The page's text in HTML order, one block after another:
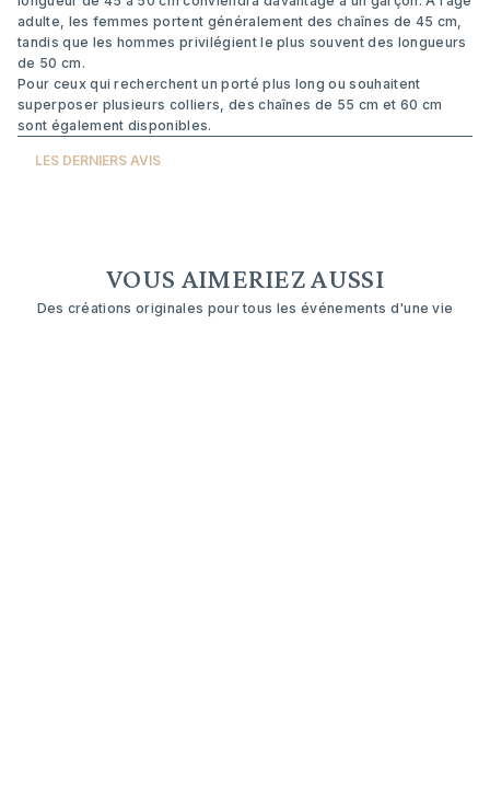
adulte, les femmes portent généralement des chaînes de 45 cm,
tandis que les hommes privilégient le plus souvent des longueurs
de 50 cm.
Pour ceux qui recherchent un porté plus long ou souhaitent
superposer plusieurs colliers, des chaînes de 55 cm et 60 cm
sont également disponibles.
LES DERNIERS AVIS
VOUS AIMERIEZ AUSSI
Des créations originales pour tous les événements d'une vie